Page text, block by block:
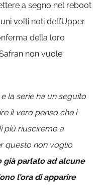
a segno nel reboot
volti noti dell’Upper
della loro
non vuole
la serie ha un seguito
il vero penso che i
più riusciremo a
questo non voglio
già parlato ad alcune
l’ora di apparire